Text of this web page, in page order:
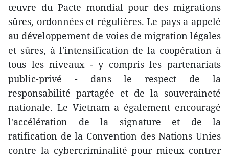
œuvre du Pacte mondial pour des migrations
sûres, ordonnées et régulières. Le pays a appelé
au développement de voies de migration légales
et sûres, à l'intensification de la coopération à
tous les niveaux - y compris les partenariats
public-privé - dans le respect de la
responsabilité partagée et de la souveraineté
nationale. Le Vietnam a également encouragé
l'accélération de la signature et de la
ratification de la Convention des Nations Unies
contre la cybercriminalité pour mieux contrer